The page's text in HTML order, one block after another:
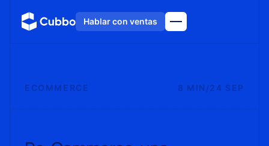
Hablar con ventas
ECOMMERCE 8 MIN /24 SEP